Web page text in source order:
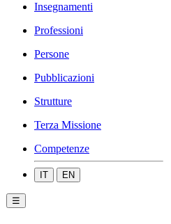
Insegnamenti
Professioni
Persone
Pubblicazioni
Strutture
Terza Missione
Competenze
IT EN
☰